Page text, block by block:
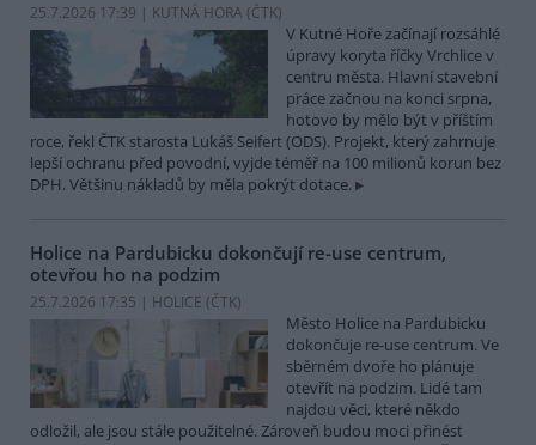
25.7.2026 17:39 | KUTNÁ HORA (ČTK)
V Kutné Hoře začínají rozsáhlé
úpravy koryta říčky Vrchlice v
centru města. Hlavní stavební
práce začnou na konci srpna,
hotovo by mělo být v příštím
roce, řekl ČTK starosta Lukáš Seifert (ODS). Projekt, který zahrnuje
lepší ochranu před povodní, vyjde téměř na 100 milionů korun bez
DPH. Většinu nákladů by měla pokrýt dotace.
Holice na Pardubicku dokončují re-use centrum,
otevřou ho na podzim
25.7.2026 17:35 | HOLICE (ČTK)
Město Holice na Pardubicku
dokončuje re-use centrum. Ve
sběrném dvoře ho plánuje
otevřít na podzim. Lidé tam
najdou věci, které někdo
odložil, ale jsou stále použitelné. Zároveň budou moci přinést